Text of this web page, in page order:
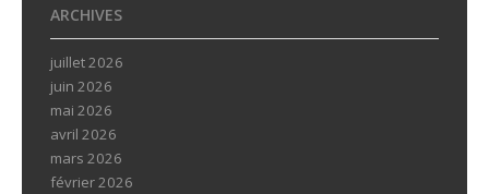
ARCHIVES
juillet 2026
juin 2026
mai 2026
avril 2026
mars 2026
février 2026